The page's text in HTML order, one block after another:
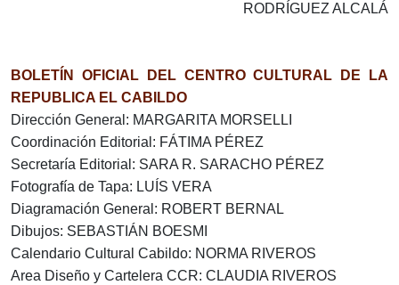
RODRÍGUEZ ALCALÁ
BOLETÍN OFICIAL DEL CENTRO CULTURAL DE LA
REPUBLICA EL CABILDO
Dirección General: MARGARITA MORSELLI
Coordinación Editorial: FÁTIMA PÉREZ
Secretaría Editorial: SARA R. SARACHO PÉREZ
Fotografía de Tapa: LUÍS VERA
Diagramación General: ROBERT BERNAL
Dibujos: SEBASTIÁN BOESMI
Calendario Cultural Cabildo: NORMA RIVEROS
Area Diseño y Cartelera CCR: CLAUDIA RIVEROS